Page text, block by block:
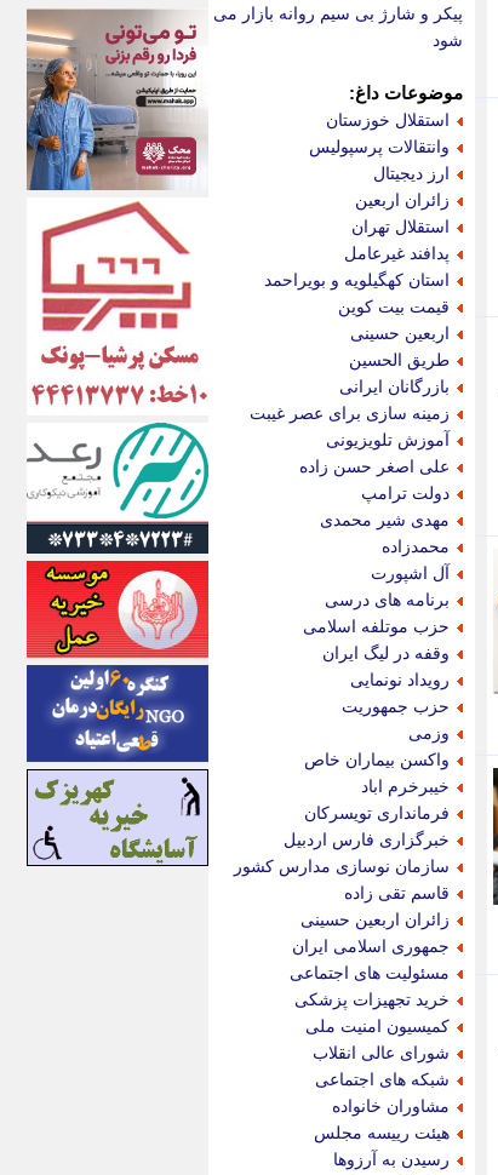
پیکر و شارژ بی سیم روانه بازار می
شود
موضوعات داغ:
استقلال خوزستان
وانتقالات پرسپولیس
ارز دیجیتال
زائران اربعین
استقلال تهران
پدافند غیرعامل
استان کهگیلویه و بویراحمد
قیمت بیت کوین
اربعین حسینی
طریق الحسین
بازرگانان ایرانی
زمینه سازی برای عصر غیبت
آموزش تلویزیونی
علی اصغر حسن زاده
دولت ترامپ
مهدی شیر محمدی
محمدزاده
آل اشپورت
برنامه های درسی
حزب موتلفه اسلامی
وقفه در لیگ ایران
رویداد نونمایی
حزب جمهوریت
وزمی
واکسن بیماران خاص
خیبرخرم اباد
فرمانداری تویسرکان
خبرگزاری فارس اردبیل
سازمان نوسازی مدارس کشور
قاسم تقی زاده
زائران اربعین حسینی
جمهوری اسلامی ایران
مسئولیت های اجتماعی
خرید تجهیزات پزشکی
کمیسیون امنیت ملی
شورای عالی انقلاب
شبکه های اجتماعی
مشاوران خانواده
هیئت رییسه مجلس
رسیدن به آرزوها
اکوفارس
اکونگار
اکونیوز
الف
انتشار آنلاین
اندیشه قرن
اندیشه معاصر
اندیشه ها
انرژی پرس
ای استخدام
ایتنا
ایراف
ایران آرت
ایران آنلاین
ایران زندگی
ایران فوری
ایرانی روز
ایرانیتال
ایرنا
ایسکانیوز
ایسنا
ایکنا
ایلنا
اینتیتر
ایونا نیوز
بازتاب آنلاین
باشگاه خبرنگاران
باغستان نیوز
بامبوک
ببین و بخون
بدینسان
بنکر